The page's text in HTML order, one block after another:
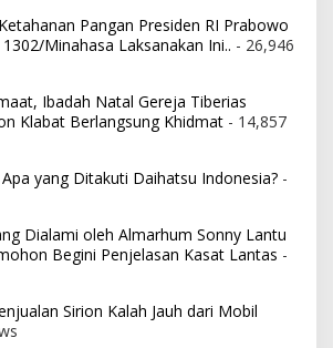
Pangan Presiden RI Prabowo
Minahasa Laksanakan Ini.. - 26,946
Ibadah Natal Gereja Tiberias
Klabat Berlangsung Khidmat - 14,857
yang Ditakuti Daihatsu Indonesia? -
Dialami oleh Almarhum Sonny Lantu
Begini Penjelasan Kasat Lantas -
Sirion Kalah Jauh dari Mobil